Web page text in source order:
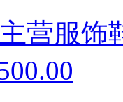
营服饰